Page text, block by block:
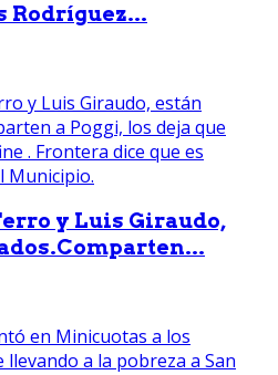
Rodríguez...
y Luis Giraudo,